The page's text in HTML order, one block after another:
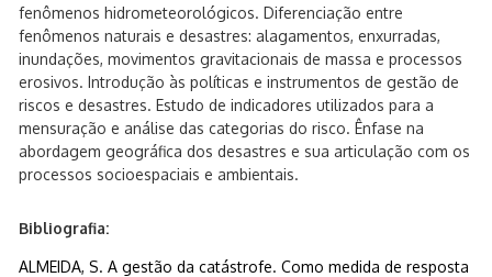
fenômenos hidrometeorológicos. Diferenciação entre
fenômenos naturais e desastres: alagamentos, enxurradas,
inundações, movimentos gravitacionais de massa e processos
erosivos. Introdução às políticas e instrumentos de gestão de
riscos e desastres. Estudo de indicadores utilizados para a
mensuração e análise das categorias do risco. Ênfase na
abordagem geográfica dos desastres e sua articulação com os
processos socioespaciais e ambientais.
Bibliografia:
ALMEIDA, S. A gestão da catástrofe. Como medida de resposta